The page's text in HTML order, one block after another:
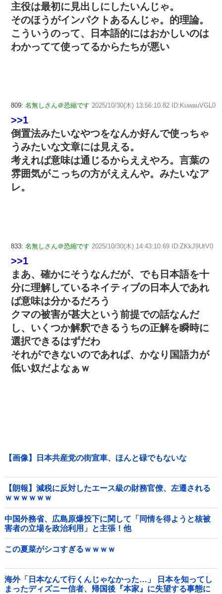
主役は最初に見出しにしたいんじゃ。
そのほうがインパクトあるんじゃ。的理論。
こういうのって、日本語的にはおかしいのは
わかってて使ってるからたちが悪い
809: 名無しさん＠恐縮です 2025/10/30(木) 13:56:10.82 ID:KuwauVGL0
>>1
倒置法みたいなやつをなんか好んで使っちゃ
うみたいな文章には見える。
考えれば意味は通じるからええやろ。言葉の
雰囲気がこっちの方がええんや。みたいなア
レ。
833: 名無しさん＠恐縮です 2025/10/30(木) 14:43:10.69 ID:ZKkJ9UtV0
>>1
まあ、確かにそうなんだが、でも日本語を十
分に理解しているネイティブの日本人であれ
ば意味は分かるだろう
クマの被害が甚大という前提での話なんだ
し、いくつか解釈できるうちの正解を瞬時に
選択できるはずだわ
それができないのであれば、かなり国語力が
低い奴だよなぁｗ
【画像】日本共産党の街宣車、ほんと碌でもないな
【朗報】減税に反対したエース級の財務官僚、左遷される
ｗｗｗｗｗｗ
中国外務省、広島原爆投下に関して「同情を得ようと核被
害者の立場を政治利用」と主張！他
この夏菜がシコすぎるｗｗｗｗ
海外「日本なんて行くんじゃなかった…」 日本を知ってし
まったディズニー信者、帰国後『本家』に失望する事態に